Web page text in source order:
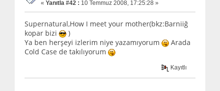
« Yanıtla #42 : 10 Temmuz 2008, 17:25:28 »
Supernatural,How I meet your mother(bkz:Barniiğ
kopar bizi
)
Ya ben herşeyi izlerim niye yazamıyorum
Arada
Cold Case de takılıyorum
Kayıtlı